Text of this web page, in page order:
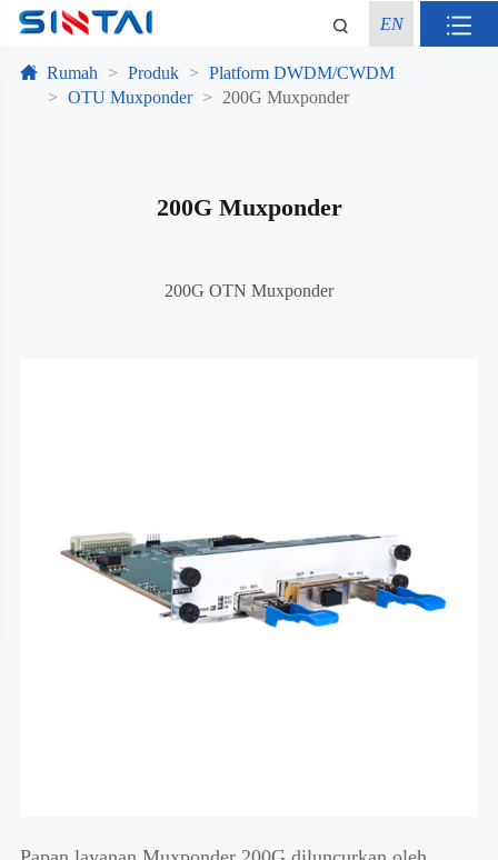
EN
Rumah Produk
Platform DWDM/CWDM
OTU Muxponder
200G Muxponder
200G Muxponder
200G OTN Muxponder